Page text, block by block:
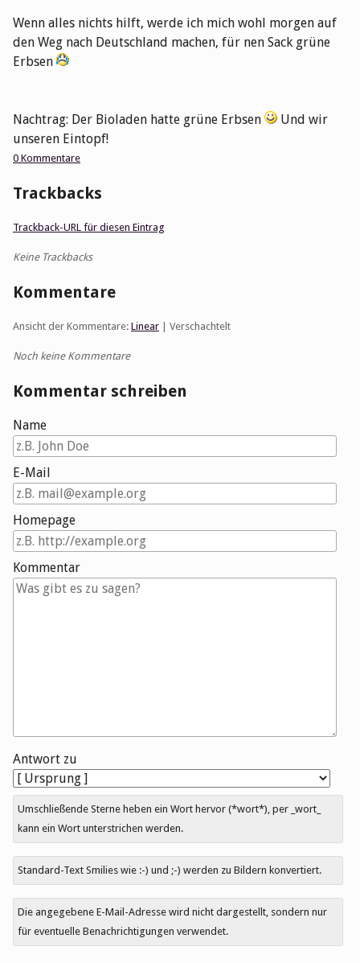
Wenn alles nichts hilft, werde ich mich wohl morgen auf
den Weg nach Deutschland machen, für nen Sack grüne
Erbsen
Nachtrag: Der Bioladen hatte grüne Erbsen
Und wir
unseren Eintopf!
0 Kommentare
Trackbacks
Trackback-URL für diesen Eintrag
Keine Trackbacks
Kommentare
Ansicht der Kommentare: Linear | Verschachtelt
Noch keine Kommentare
Kommentar schreiben
Name
E-Mail
Homepage
Kommentar
Antwort zu
Umschließende Sterne heben ein Wort hervor (*wort*), per _wort_
kann ein Wort unterstrichen werden.
Standard-Text Smilies wie :-) und ;-) werden zu Bildern konvertiert.
Die angegebene E-Mail-Adresse wird nicht dargestellt, sondern nur
für eventuelle Benachrichtigungen verwendet.